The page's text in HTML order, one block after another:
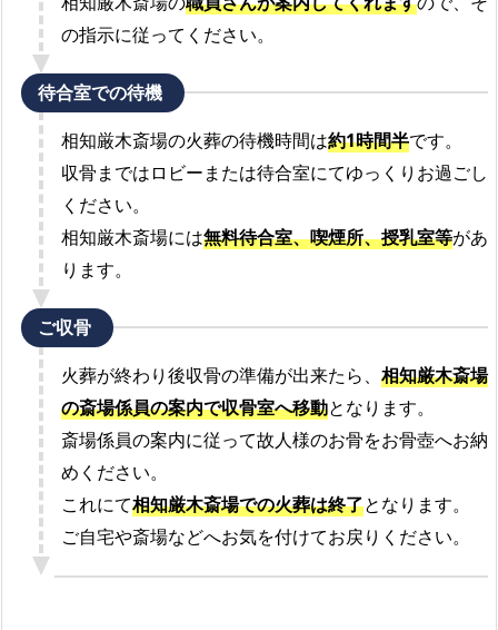
の指示に従ってください。
待合室での待機
相知厳木斎場の火葬の待機時間は約1時間半です。
収骨まではロビーまたは待合室にてゆっくりお過ごし
ください。
相知厳木斎場には無料待合室、喫煙所、授乳室等があ
ります。
ご収骨
火葬が終わり後収骨の準備が出来たら、 相知厳木斎場
の斎場係員の案内で収骨室へ移動となります。
斎場係員の案内に従って故人様のお骨をお骨壺へお納
めください。
これにて相知厳木斎場での火葬は終了となります。
ご自宅や斎場などへお気を付けてお戻りください。